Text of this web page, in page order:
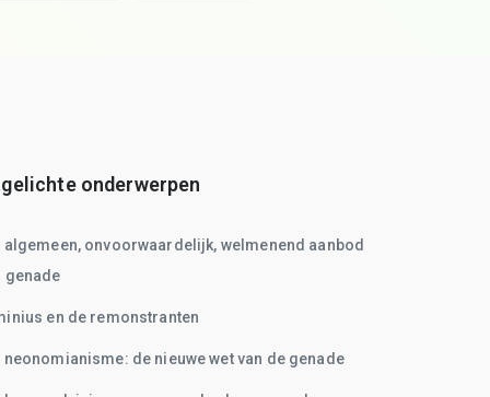
onderwerpen
algemeen, onvoorwaardelijk, welmenend aanbod
genade
en de remonstranten
neonomianisme: de nieuwe wet van de genade